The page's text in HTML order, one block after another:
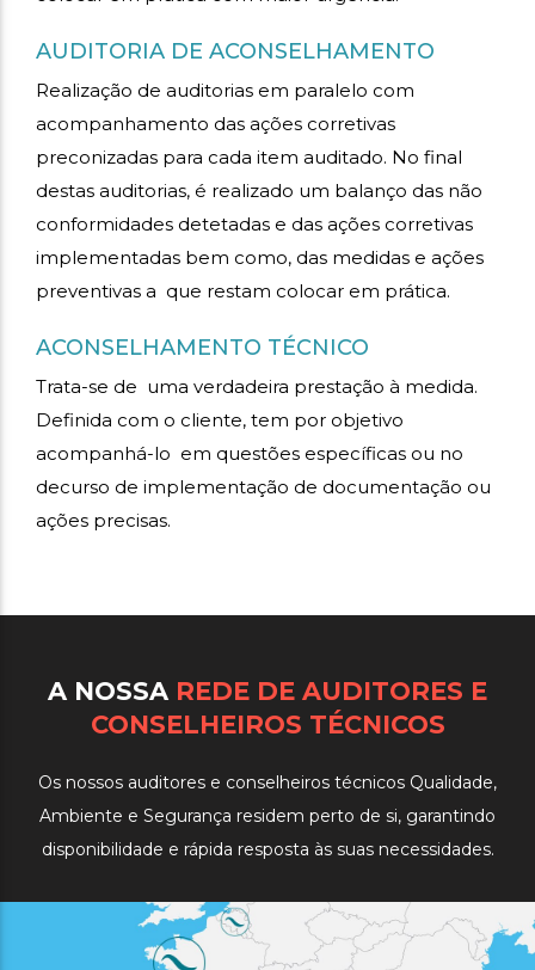
AUDITORIA DE ACONSELHAMENTO
Realização de auditorias em paralelo com
acompanhamento das ações corretivas
preconizadas para cada item auditado. No final
destas auditorias, é realizado um balanço das não
conformidades detetadas e das ações corretivas
implementadas bem como, das medidas e ações
preventivas a que restam colocar em prática.
ACONSELHAMENTO TÉCNICO
Trata-se de uma verdadeira prestação à medida.
Definida com o cliente, tem por objetivo
acompanhá-lo em questões específicas ou no
decurso de implementação de documentação ou
ações precisas.
A NOSSA REDE DE AUDITORES E
CONSELHEIROS TÉCNICOS
Os nossos auditores e conselheiros técnicos Qualidade,
Ambiente e Segurança residem perto de si, garantindo
disponibilidade e rápida resposta às suas necessidades.